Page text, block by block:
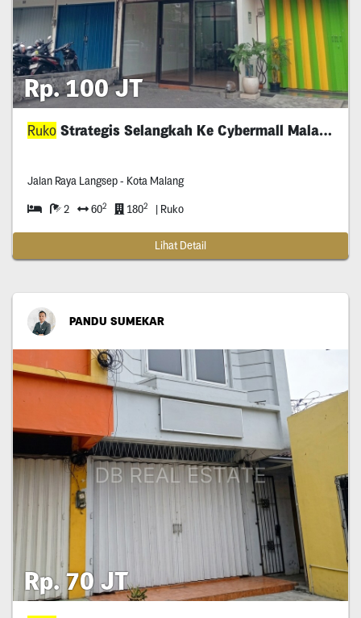
Rp. 100 JT
RukoStrategis Selangkah Ke Cybermall Malang
Jalan Raya Langsep - Kota Malang
2 602 1802 | Ruko
Lihat Detail
PANDU SUMEKAR
Rp. 70 JT